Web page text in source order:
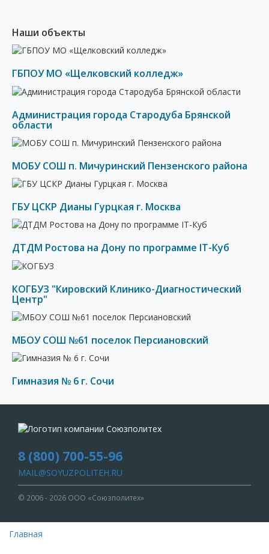
Наши объекты
ГБПОУ МО «Щелковский колледж»
Администрация города Стародуба Брянской
области
МОБУ СОШ п. Мичуринский Пензенского района
ГБУ ЦСКР Дианы Гурцкая г. Москва
ДТДМ Ростова на Дону по программе IT-Куб
КОГБУЗ "Кировский Клинико-Диагностический
Центр"
МБОУ СОШ №61 поселок Персиановский
Гимназия № 6 г. Сочи
8 (800) 700-55-96
MAIL@SOYUZPOLITEH.RU
© 2006 - 2026 ООО «Союзполитех»
Главная